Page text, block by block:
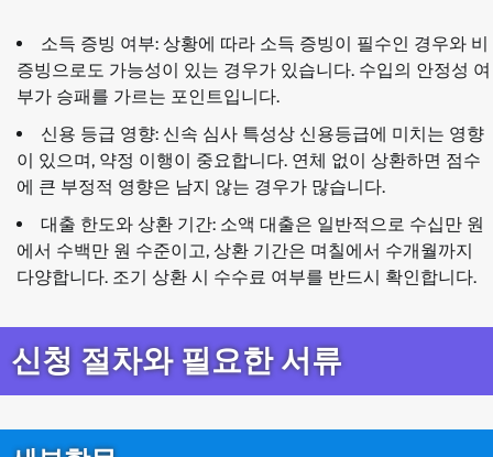
소득 증빙 여부: 상황에 따라 소득 증빙이 필수인 경우와 비
증빙으로도 가능성이 있는 경우가 있습니다. 수입의 안정성 여
부가 승패를 가르는 포인트입니다.
신용 등급 영향: 신속 심사 특성상 신용등급에 미치는 영향
이 있으며, 약정 이행이 중요합니다. 연체 없이 상환하면 점수
에 큰 부정적 영향은 남지 않는 경우가 많습니다.
대출 한도와 상환 기간: 소액 대출은 일반적으로 수십만 원
에서 수백만 원 수준이고, 상환 기간은 며칠에서 수개월까지
다양합니다. 조기 상환 시 수수료 여부를 반드시 확인합니다.
신청 절차와 필요한 서류